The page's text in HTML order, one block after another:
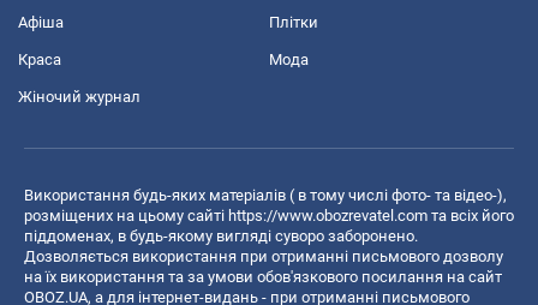
Афіша Плітки
Краса Мода
Жіночий журнал
Використання будь-яких матеріалів ( в тому числі фото- та відео-),
розміщених на цьому сайті https://www.obozrevatel.com та всіх його
піддоменах, в будь-якому вигляді суворо заборонено.
Дозволяється використання при отриманні письмового дозволу
на їх використання та за умови обов'язкового посилання на сайт
OBOZ.UA, а для інтернет-видань - при отриманні письмового